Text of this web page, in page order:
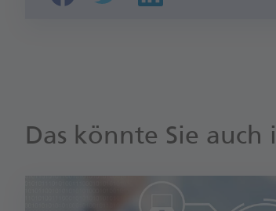
Das könnte Sie auch